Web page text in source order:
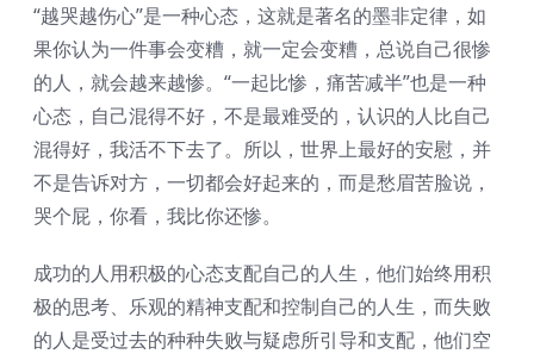
“越哭越伤心”是一种心态，这就是著名的墨非定律，如
果你认为一件事会变糟，就一定会变糟，总说自己很惨
的人，就会越来越惨。“一起比惨，痛苦减半”也是一种
心态，自己混得不好，不是最难受的，认识的人比自己
混得好，我活不下去了。所以，世界上最好的安慰，并
不是告诉对方，一切都会好起来的，而是愁眉苦脸说，
哭个屁，你看，我比你还惨。
成功的人用积极的心态支配自己的人生，他们始终用积
极的思考、乐观的精神支配和控制自己的人生，而失败
的人是受过去的种种失败与疑虑所引导和支配，他们空